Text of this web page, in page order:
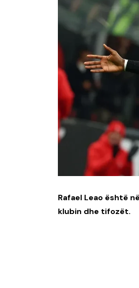
Rafael Leao është
klubin dhe tifozët.